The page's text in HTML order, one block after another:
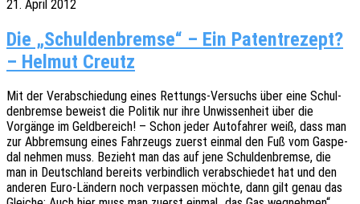
21. April 2012
Die „Schuldenbremse“ – Ein Patentrezept?
– Helmut Creutz
Mit der Verab­schie­dung eines Rettungs-Versuchs über eine Schul­
den­brem­se beweist die Poli­tik nur ihre Unwis­sen­heit über die
Vorgän­ge im Geld­be­reich! – Schon jeder Auto­fah­rer weiß, dass man
zur Abbrem­sung eines Fahr­zeugs zuerst einmal den Fuß vom Gaspe­
dal nehmen muss. Bezieht man das auf jene Schul­den­brem­se, die
man in Deutsch­land bereits verbind­lich verab­schie­det hat und den
ande­ren Euro-Ländern noch verpas­sen möchte, dann gilt genau das